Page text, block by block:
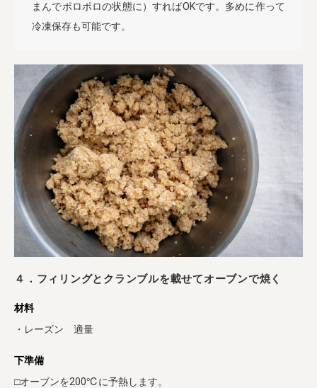
まんでポロポロの状態に）すればOKです。多めに作って
冷凍保存も可能です。
４．フィリングとクランブルを載せてオーブンで焼く
材料
・レーズン 適量
下準備
□オーブンを200℃に予熱します。